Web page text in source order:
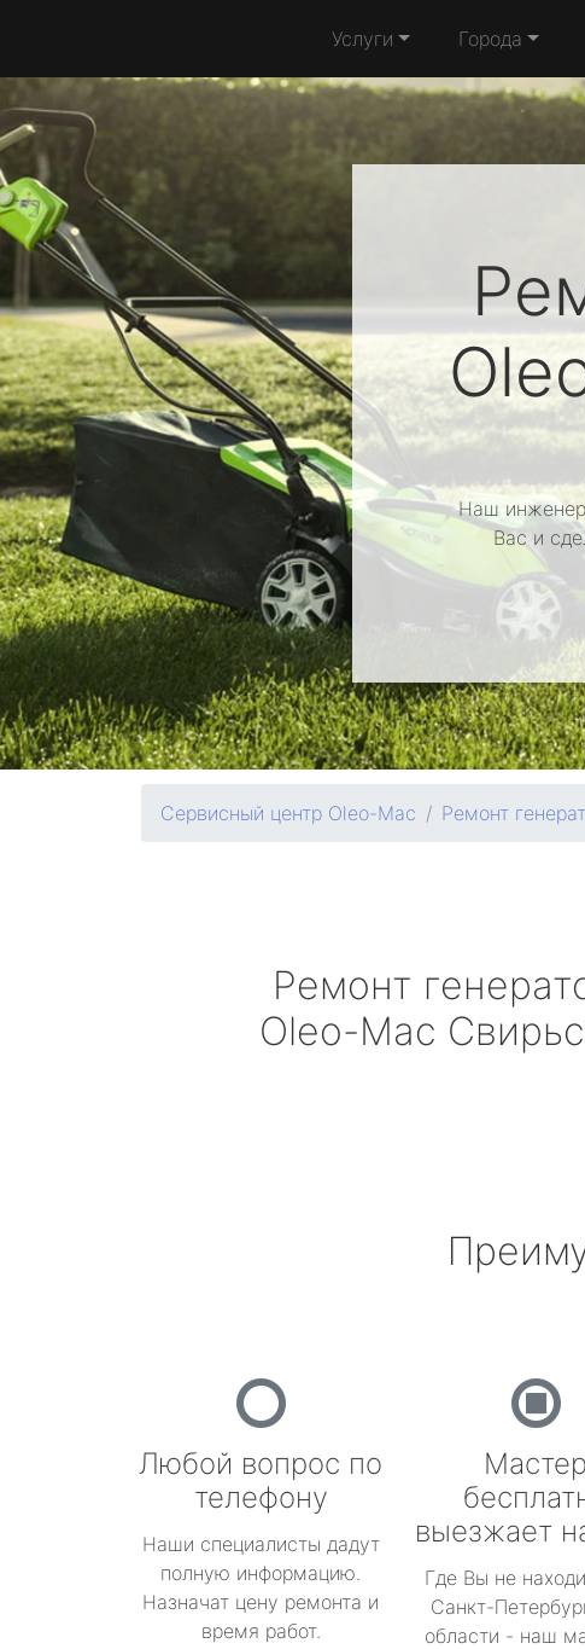
Услуги Города
Наш инженер
Вас и
Сервисный центр Oleo-Mac Ремонт
Ремонт
Oleo-Mac
Любой вопрос по
телефону
Наши специалисты дадут
полную информацию.
Назначат цену ремонта и
время работ.
Мастер
выезжает
Где Вы не
Санкт-
области - наш